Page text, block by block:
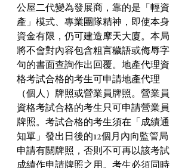
公屋二代變為發展商，靠的是「輕資
產」模式、專業團隊精神，即使本身
資金有限，仍可建造摩天大廈。本局
將不會對內容包含粗言穢語或侮辱字
句的書面查詢作出回覆。地產代理資
格考試合格的考生可申請地產代理
（個人）牌照或營業員牌照。營業員
資格考試合格的考生只可申請營業員
牌照。考試合格的考生須在「成績通
知單」發出日後的12個月內向監管局
申請有關牌照，否則不可再以該考試
成績作申請牌照之用。考生必須同時